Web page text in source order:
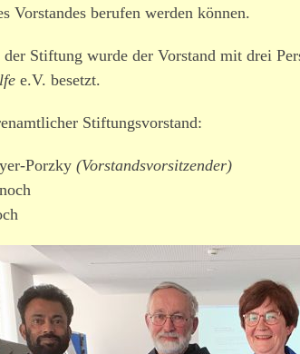
Vorstandes berufen werden können.
Stiftung wurde der Vorstand mit drei
e.V. besetzt.
Stiftungsvorstand:
Porzky (Vorstandsvorsitzender)